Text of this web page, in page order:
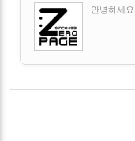
안녕하세